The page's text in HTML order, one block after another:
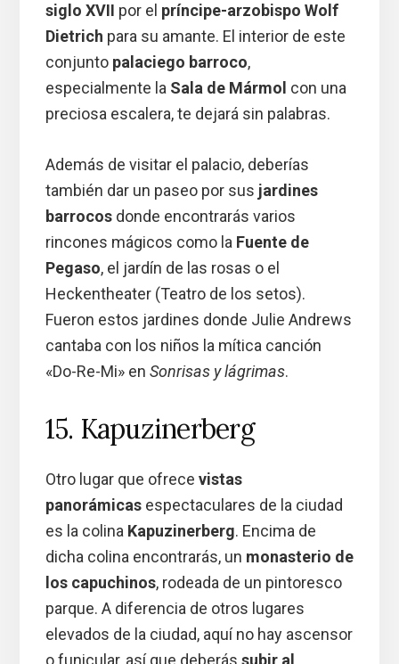
siglo XVII por el príncipe-arzobispo Wolf
Dietrich para su amante. El interior de este
conjunto palaciego barroco,
especialmente la Sala de Mármol con una
preciosa escalera, te dejará sin palabras.
Además de visitar el palacio, deberías
también dar un paseo por sus jardines
barrocosdonde encontrarás varios
rincones mágicos como la Fuente de
Pegaso, el jardín de las rosas o el
Heckentheater (Teatro de los setos).
Fueron estos jardines donde Julie Andrews
cantaba con los niños la mítica canción
«Do-Re-Mi» en Sonrisas y lágrimas.
15. Kapuzinerberg
Otro lugar que ofrece vistas
panorámicasespectaculares de la ciudad
es la colina Kapuzinerberg. Encima de
dicha colina encontrarás, un monasterio de
los capuchinos, rodeada de un pintoresco
parque. A diferencia de otros lugares
elevados de la ciudad, aquí no hay ascensor